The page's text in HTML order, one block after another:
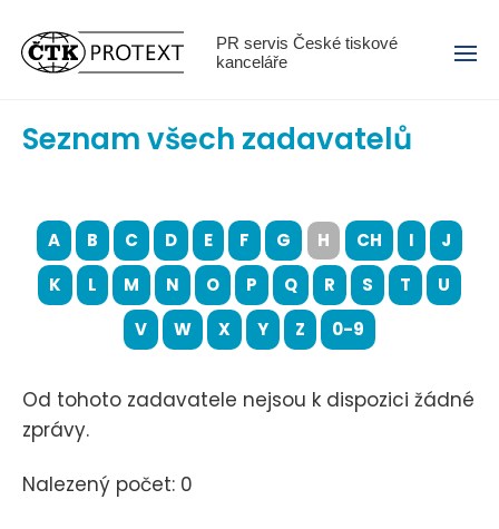
PR servis České tiskové
kanceláře
Menu
Seznam všech zadavatelů
A B C D E F G H CH I
J
K
L M N O P Q R S T
U
V
W X Y Z 0-9
Od tohoto zadavatele nejsou k dispozici žádné
zprávy.
Nalezený počet: 0